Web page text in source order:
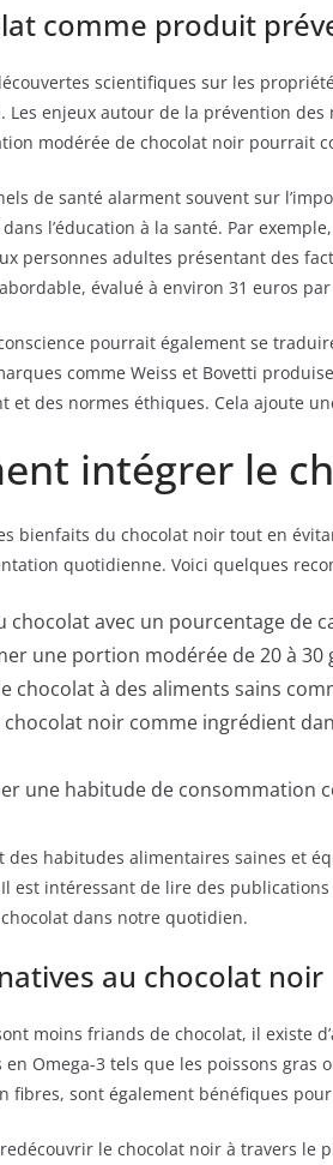
comme produit
scientifiques sur les
Les enjeux autour de la prévention
modérée de chocolat noir pourrait
de santé alarment souvent sur
l’éducation à la santé. Par
personnes adultes présentant des
évalué à environ 31 euros
pourrait également se
comme Weiss et Bovetti
et des normes éthiques. Cela ajoute
intégrer le
bienfaits du chocolat noir tout en
quotidienne. Voici quelques
chocolat avec un pourcentage de
une portion modérée de 20 à 30
chocolat à des aliments sains
noir comme ingrédient
une habitude de consommation
des habitudes alimentaires saines et
est intéressant de lire des
dans notre quotidien.
au chocolat noir
moins friands de chocolat, il existe
Omega-3 tels que les poissons
fibres, sont également bénéfiques
le chocolat noir à travers le